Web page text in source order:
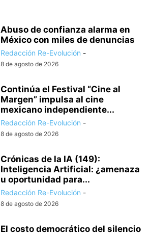
Abuso de confianza alarma en
México con miles de denuncias
Redacción Re-Evolución -
8 de agosto de 2026
Continúa el Festival “Cine al
Margen” impulsa al cine
mexicano independiente...
Redacción Re-Evolución -
8 de agosto de 2026
Crónicas de la IA (149):
Inteligencia Artificial: ¿amenaza
u oportunidad para...
Redacción Re-Evolución -
8 de agosto de 2026
El costo democrático del silencio